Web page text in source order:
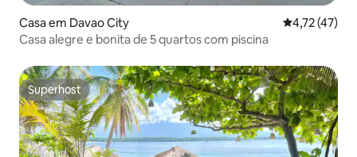
Casa em Davao City
4,72 (47)
Casa alegre e bonita de 5 quartos com piscina
Superhost
Superhost